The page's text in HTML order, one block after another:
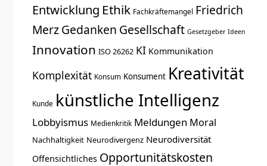
Entwicklung Ethik Fachkräftemangel Friedrich
MerzGedanken Gesellschaft Gesetzgeber Ideen
Innovation ISO 26262 KI Kommunikation
Komplexität Konsum Konsument Kreativität
Kunde künstliche Intelligenz
Lobbyismus Medienkritik Meldungen Moral
Nachhaltigkeit Neurodivergenz Neurodiversität
Offensichtliches Opportunitätskosten